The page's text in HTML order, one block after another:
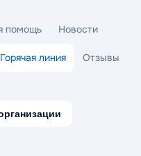
помощь Новости
Горячая линия Отзывы